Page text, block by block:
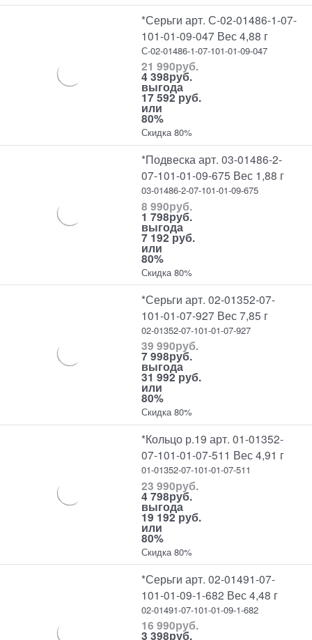
*Серьги арт. С-02-01486-1-07-
101-01-09-047 Вес 4,88 г
С-02-01486-1-07-101-01-09-047
21 990руб.
4 398руб.
выгода
17 592 руб.
или
80%
Скидка 80%
*Подвеска арт. 03-01486-2-
07-101-01-09-675 Вес 1,88 г
03-01486-2-07-101-01-09-675
8 990руб.
1 798руб.
выгода
7 192 руб.
или
80%
Скидка 80%
*Серьги арт. 02-01352-07-
101-01-07-927 Вес 7,85 г
02-01352-07-101-01-07-927
39 990руб.
7 998руб.
выгода
31 992 руб.
или
80%
Скидка 80%
*Кольцо р.19 арт. 01-01352-
07-101-01-07-511 Вес 4,91 г
01-01352-07-101-01-07-511
23 990руб.
4 798руб.
выгода
19 192 руб.
или
80%
Скидка 80%
*Серьги арт. 02-01491-07-
101-01-09-1-682 Вес 4,48 г
02-01491-07-101-01-09-1-682
16 990руб.
3 398руб.